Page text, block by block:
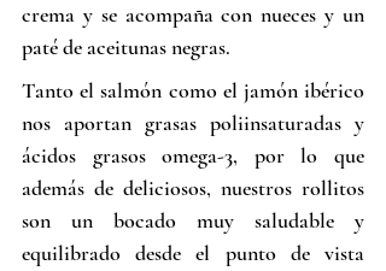
crema y se acompaña con nueces y un
paté de aceitunas negras.
Tanto el salmón como el jamón ibérico
nos aportan grasas poliinsaturadas y
ácidos grasos omega-3, por lo que
además de deliciosos, nuestros rollitos
son un bocado muy saludable y
equilibrado desde el punto de vista